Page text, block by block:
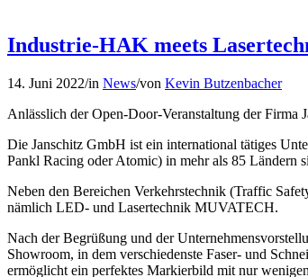
Industrie-HAK meets
14. Juni 2022/in News/von Kevin Butzenbacher
Anlässlich der Open-Door-Veranstaltung der Firma
Die Janschitz GmbH ist ein international tätiges
Pankl Racing oder Atomic) in mehr als 85 Ländern
Neben den Bereichen Verkehrstechnik (Traffic
nämlich LED- und Lasertechnik MUVATECH.
Nach der Begrüßung und der
Showroom, in dem verschiedenste Faser- und
ermöglicht ein perfektes Markierbild mit nur